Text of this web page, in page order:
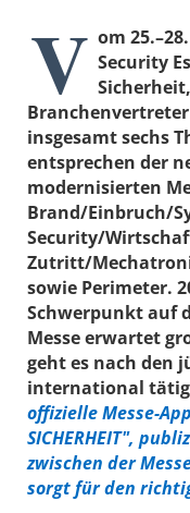
V om
Security
insgesamt sechs
entsprechen der
modernisierten
Brand/Einbruch/
Security/
Zutritt/
sowie Perimeter.
Schwerpunkt auf
Messe erwartet
geht es nach den
international
offizielle Messe-
SICHERHEIT",
zwischen der
sorgt für den